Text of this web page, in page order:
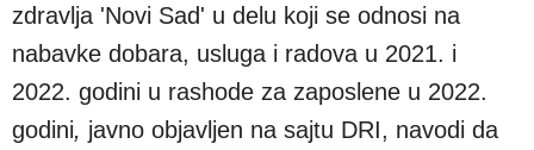
zdravlja 'Novi Sad' u delu koji se odnosi na
nabavke dobara, usluga i radova u 2021. i
2022. godini u rashode za zaposlene u 2022.
godini, javno objavljen na sajtu DRI, navodi da